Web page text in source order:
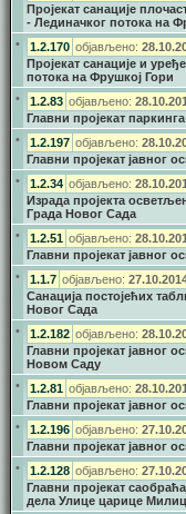
Пројекат санације
- Лединачког потока на
•
1.2.170 објављено:
Пројекат санације и
потока на Фрушкој Гори
•
1.2.83 објављено:
Главни пројекат
•
1.2.197 објављено:
Главни пројекат јавног
•
1.2.34 објављено:
Израда пројекта
Града Новог Сада
•
1.2.51 објављено:
Главни пројекат јавног
•
1.1.7 објављено:
Санација постојећих
Новог Сада
•
1.2.182 објављено:
Главни пројекат јавног
Новом Саду
•
1.2.81 објављено:
Главни пројекат јавног
•
1.2.196 објављено:
Главни пројекат јавног
•
1.2.128 објављено:
Главни пројекат
дела Улице царице